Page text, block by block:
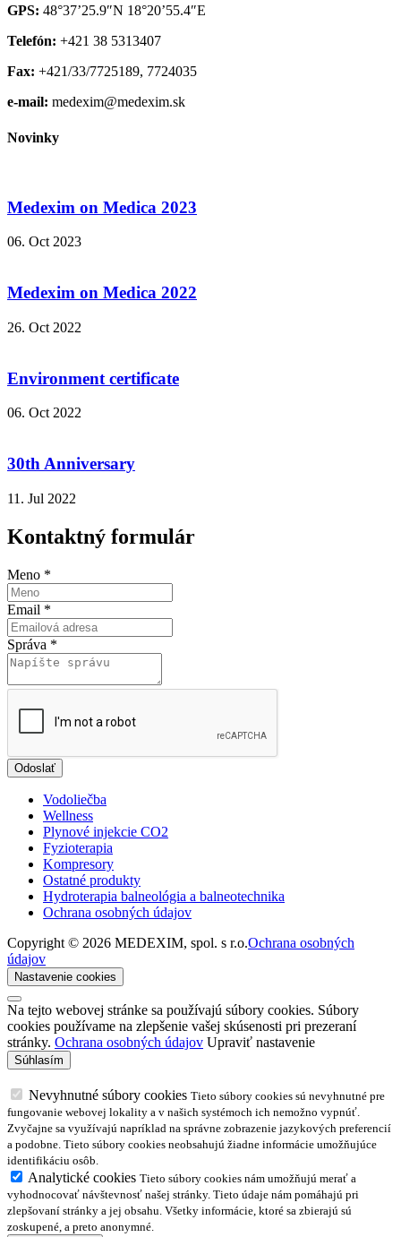
GPS: 48°37’25.9″N 18°20’55.4″E
Telefón: +421 38 5313407
Fax: +421/33/7725189, 7724035
e-mail: medexim@medexim.sk
Novinky
Medexim on Medica 2023
06. Oct 2023
Medexim on Medica 2022
26. Oct 2022
Environment certificate
06. Oct 2022
30th Anniversary
11. Jul 2022
Kontaktný formulár
Meno *
Email *
Správa *
Odoslať
Vodoliečba
Wellness
Plynové injekcie CO2
Fyzioterapia
Kompresory
Ostatné produkty
Hydroterapia balneológia a balneotechnika
Ochrana osobných údajov
Copyright © 2026 MEDEXIM, spol. s r.o.Ochrana osobných
údajov
Nastavenie cookies
Na tejto webovej stránke sa používajú súbory cookies. Súbory
cookies používame na zlepšenie vašej skúsenosti pri prezeraní
stránky. Ochrana osobných údajov Upraviť nastavenie
Nevyhnutné súbory cookies Tieto súbory cookies sú nevyhnutné pre
fungovanie webovej lokality a v našich systémoch ich nemožno vypnúť.
Zvyčajne sa využívajú napríklad na správne zobrazenie jazykových preferencií
a podobne. Tieto súbory cookies neobsahujú žiadne informácie umožňujúce
identifikáciu osôb.
Analytické cookies Tieto súbory cookies nám umožňujú merať a
vyhodnocovať návštevnosť našej stránky. Tieto údaje nám pomáhajú pri
zlepšovaní stránky a jej obsahu. Všetky informácie, ktoré sa zbierajú sú
zoskupené, a preto anonymné.